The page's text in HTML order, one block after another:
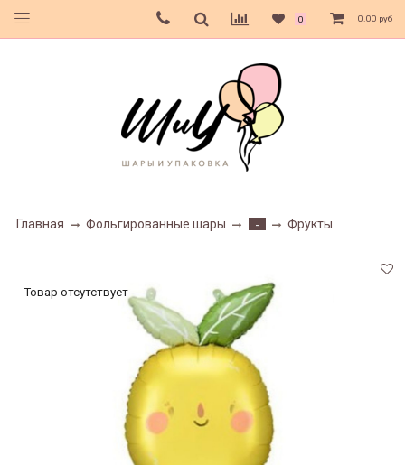
0 0.00 руб
Главная Фольгированные шары - Фрукты
Товар отсутствует